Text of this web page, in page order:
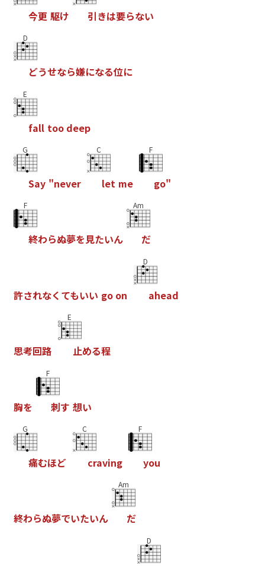
今更 駆け 引きは要らない
D
どうせなら嫌になる位に
E
fall too deep
G
Say "never
C
let me
F
go"
F
終わらぬ夢を見たいん
Am
だ
許されなく てもいい go on
D
ahead
思考回路
E
止める程
胸を
F
刺す 想い
G
痛むほど
C
craving
F
you
終わらぬ夢でいたいん
Am
だ
D